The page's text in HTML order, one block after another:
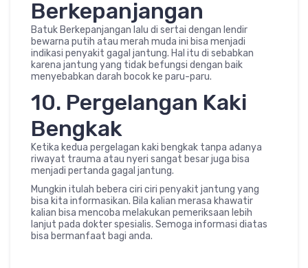
Berkepanjangan
Batuk Berkepanjangan lalu di sertai dengan lendir
bewarna putih atau merah muda ini bisa menjadi
indikasi penyakit gagal jantung. Hal itu di sebabkan
karena jantung yang tidak befungsi dengan baik
menyebabkan darah bocok ke paru-paru.
10. Pergelangan Kaki
Bengkak
Ketika kedua pergelagan kaki bengkak tanpa adanya
riwayat trauma atau nyeri sangat besar juga bisa
menjadi pertanda gagal jantung.
Mungkin itulah bebera ciri ciri penyakit jantung yang
bisa kita informasikan. Bila kalian merasa khawatir
kalian bisa mencoba melakukan pemeriksaan lebih
lanjut pada dokter spesialis. Semoga informasi diatas
bisa bermanfaat bagi anda.